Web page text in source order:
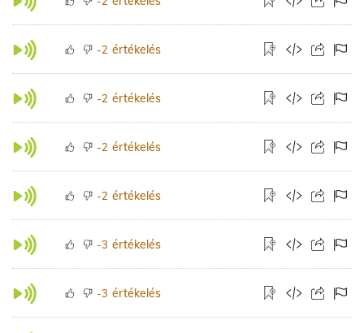
-2 értékelés
-2 értékelés
-2 értékelés
-2 értékelés
-3 értékelés
-3 értékelés